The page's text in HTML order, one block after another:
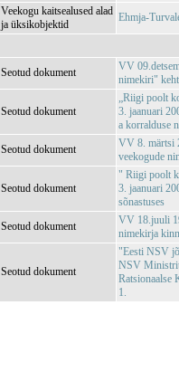
Veekogu kaitsealused alad
ja üksikobjektid
Ehmja-
Seotud dokument
VV
nimekiri"
Seotud dokument
„Riigi poolt
3. jaanuari
a korralduse
Seotud dokument
VV 8. märtsi
veekogude
Seotud dokument
" Riigi poolt
3. jaanuari
sõnastuses
Seotud dokument
VV 18.juuli
nimekirja
Seotud dokument
"Eesti NSV
NSV
Ratsionaalse
1.